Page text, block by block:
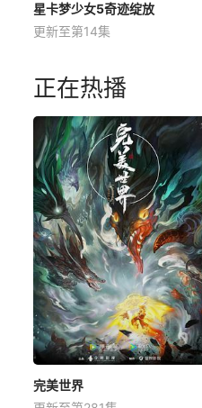
星卡梦少女5奇迹绽放
更新至第14集
正在热播
完美世界